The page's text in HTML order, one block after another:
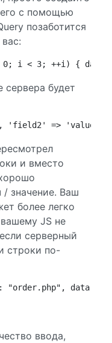
с помощью
позаботится
i < 3; ++i) {
сервера будет
'field2' =>
и вместо
значение. Ваш
более легко
JS не
серверный
строки по-
"order.php", data:
ввода,